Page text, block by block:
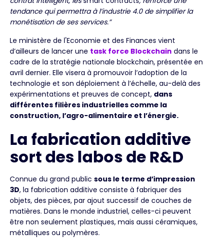
tendance qui permettra à l’industrie 4.0 de simplifier la
monétisation de ses services.”
Le ministère de l'Economie et des Finances vient
d’ailleurs de lancer une task force Blockchain dans le
cadre de la stratégie nationale blockchain, présentée en
avril dernier. Elle visera à promouvoir l’adoption de la
technologie et son déploiement à l’échelle, au-delà des
expérimentations et preuves de concept, dans
différentes filières industrielles comme la
construction, l’agro-alimentaire et l’énergie.
La fabrication additive
sort des labos de R&D
Connue du grand public sous le terme d’impression
3D, la fabrication additive consiste à fabriquer des
objets, des pièces, par ajout successif de couches de
matières. Dans le monde industriel, celles-ci peuvent
être non seulement plastiques, mais aussi céramiques,
métalliques ou polymères.